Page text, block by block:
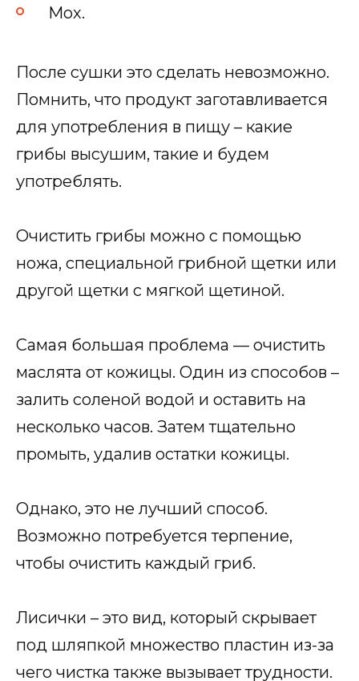
Мох.
После сушки это сделать невозможно.
Помнить, что продукт заготавливается
для употребления в пищу – какие
грибы высушим, такие и будем
употреблять.
Очистить грибы можно с помощью
ножа, специальной грибной щетки или
другой щетки с мягкой щетиной.
Самая большая проблема — очистить
маслята от кожицы. Один из способов –
залить соленой водой и оставить на
несколько часов. Затем тщательно
промыть, удалив остатки кожицы.
Однако, это не лучший способ.
Возможно потребуется терпение,
чтобы очистить каждый гриб.
Лисички – это вид, который скрывает
под шляпкой множество пластин из-за
чего чистка также вызывает трудности.